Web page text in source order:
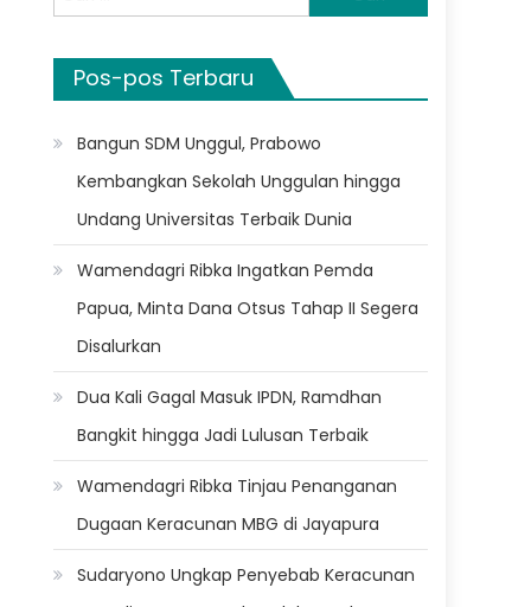
untuk:
Pos-pos Terbaru
Bangun SDM Unggul, Prabowo
Kembangkan Sekolah Unggulan hingga
Undang Universitas Terbaik Dunia
Wamendagri Ribka Ingatkan Pemda
Papua, Minta Dana Otsus Tahap II Segera
Disalurkan
Dua Kali Gagal Masuk IPDN, Ramdhan
Bangkit hingga Jadi Lulusan Terbaik
Wamendagri Ribka Tinjau Penanganan
Dugaan Keracunan MBG di Jayapura
Sudaryono Ungkap Penyebab Keracunan